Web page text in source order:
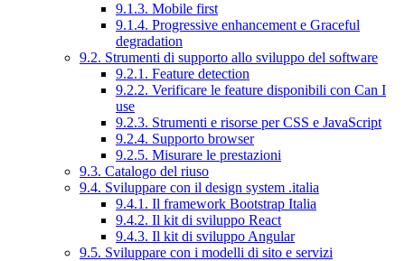
9.1.3. Mobile first
9.1.4. Progressive enhancement e Graceful
degradation
9.2. Strumenti di supporto allo sviluppo del software
9.2.1. Feature detection
9.2.2. Verificare le feature disponibili con Can I
use
9.2.3. Strumenti e risorse per CSS e JavaScript
9.2.4. Supporto browser
9.2.5. Misurare le prestazioni
9.3. Catalogo del riuso
9.4. Sviluppare con il design system .italia
9.4.1. Il framework Bootstrap Italia
9.4.2. Il kit di sviluppo React
9.4.3. Il kit di sviluppo Angular
9.5. Sviluppare con i modelli di sito e servizi